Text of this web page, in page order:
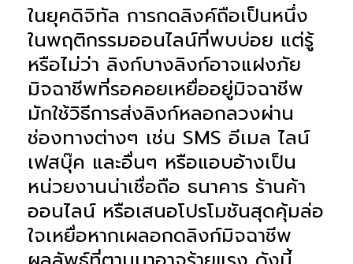
ในยุคดิจิทัล การกดลิงค์ถือเป็นหนึ่ง
ในพฤติกรรมออนไลน์ที่พบบ่อย แต่รู้
หรือไม่ว่า ลิงก์บางลิงก์อาจแฝงภัย
มิจฉาชีพที่รอคอยเหยื่ออยู่มิจฉาชีพ
มักใช้วิธีการส่งลิงก์หลอกลวงผ่าน
ช่องทางต่างๆ เช่น SMS อีเมล ไลน์
เฟสบุ๊ค และอื่นๆ หรือแอบอ้างเป็น
หน่วยงานน่าเชื่อถือ ธนาคาร ร้านค้า
ออนไลน์ หรือเสนอโปรโมชันสุดคุ้มล่อ
ใจเหยื่อหากเผลอกดลิงก์มิจฉาชีพ